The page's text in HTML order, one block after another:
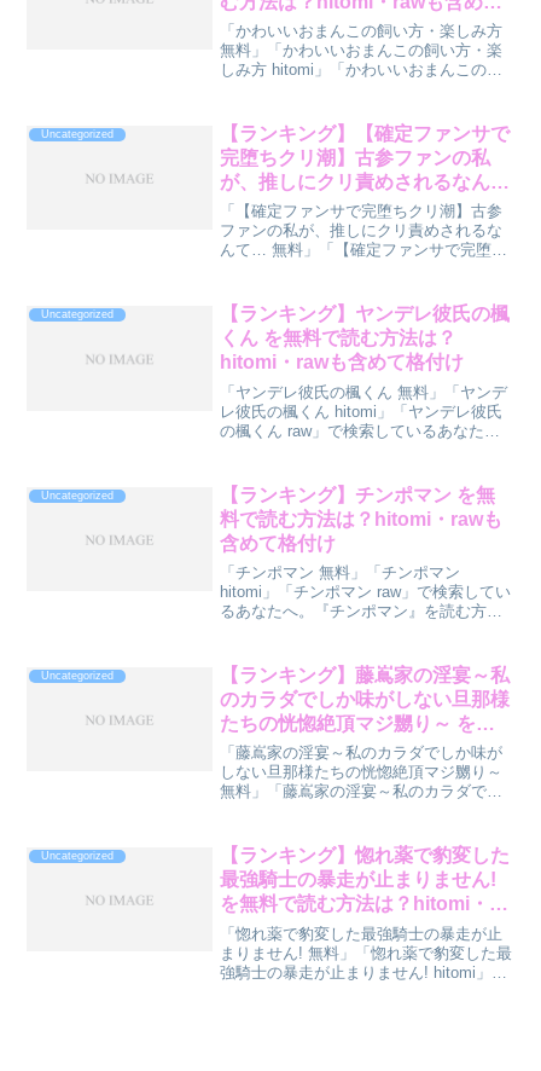
格付け
「かわいいおまんこの飼い方・楽しみ方
無料」「かわいいおまんこの飼い方・楽
しみ方 hitomi」「かわいいおまんこの飼
楽しみ方』を読む方法をランキング形式
で診断して...
Uncategorized
【ランキング】【確定ファンサで
完堕ちクリ潮】古参ファンの私
が、推しにクリ責めされるなん
て… を無料で読む方法は？
hitomi・rawも含めて格付け
「【確定ファンサで完堕ちクリ潮】古参
ファンの私が、推しにクリ責めされるな
んて… 無料」「【確定ファンサで完堕ち
ァンサで完堕ちクリ潮】古参ファンの私
が、推しにクリ...
Uncategorized
【ランキング】ヤンデレ彼氏の楓
くん を無料で読む方法は？
hitomi・rawも含めて格付け
「ヤンデレ彼氏の楓くん 無料」「ヤンデ
レ彼氏の楓くん hitomi」「ヤンデレ彼氏
の楓くん raw」で検索しているあなた
た。先に結論ランキングをどうぞ。順位
方法無料度安全...
Uncategorized
【ランキング】チンポマン を無
料で読む方法は？hitomi・rawも
含めて格付け
「チンポマン 無料」「チンポマン
hitomi」「チンポマン raw」で検索してい
るあなたへ。『チンポマン』を読む方法
無料度安全度🥇 1位DLsiteで無料試し読み
＋ク...
Uncategorized
【ランキング】藤嶌家の淫宴～私
のカラダでしか味がしない旦那様
たちの恍惚絶頂マジ嬲り～ を無
料で読む方法は？hitomi・rawも
含めて格付け
「藤嶌家の淫宴～私のカラダでしか味が
しない旦那様たちの恍惚絶頂マジ嬲り～
無料」「藤嶌家の淫宴～私のカラダでし
ラダでしか味がしない旦那様たちの恍惚
絶頂マジ嬲り～...
Uncategorized
【ランキング】惚れ薬で豹変した
最強騎士の暴走が止まりません!
を無料で読む方法は？hitomi・
rawも含めて格付け
「惚れ薬で豹変した最強騎士の暴走が止
まりません! 無料」「惚れ薬で豹変した最
強騎士の暴走が止まりません! hitomi」